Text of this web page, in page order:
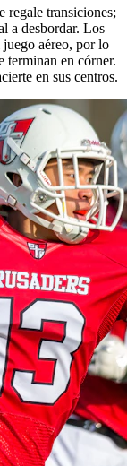
regale transiciones;
a desbordar. Los
juego aéreo, por lo
terminan en córner.
en sus centros.